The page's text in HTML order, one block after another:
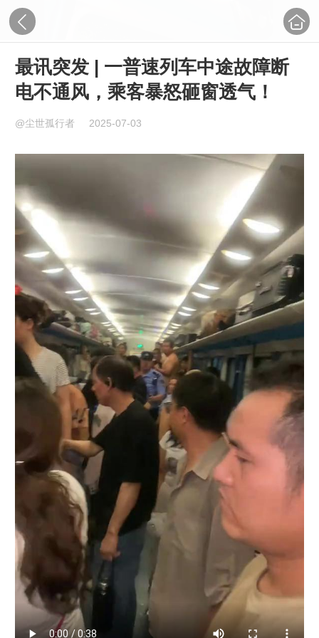
最讯突发 | 一普速列车中途故障断
电不通风，乘客暴怒砸窗透气！
@尘世孤行者 2025-07-03